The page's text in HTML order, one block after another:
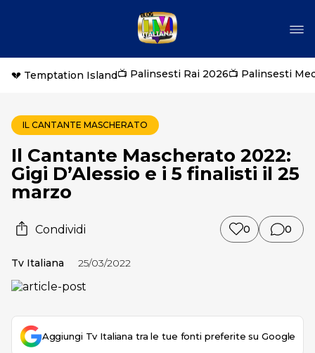
💔 Temptation Island📺 Palinsesti Rai 2026📺 Palinsesti
IL CANTANTE MASCHERATO
Il Cantante Mascherato 2022:
Gigi D’Alessio e i 5 finalisti il 25
marzo
Condividi 0 0
Tv Italiana 25/03/2022
Aggiungi Tv Italiana tra le tue fonti preferite su Google